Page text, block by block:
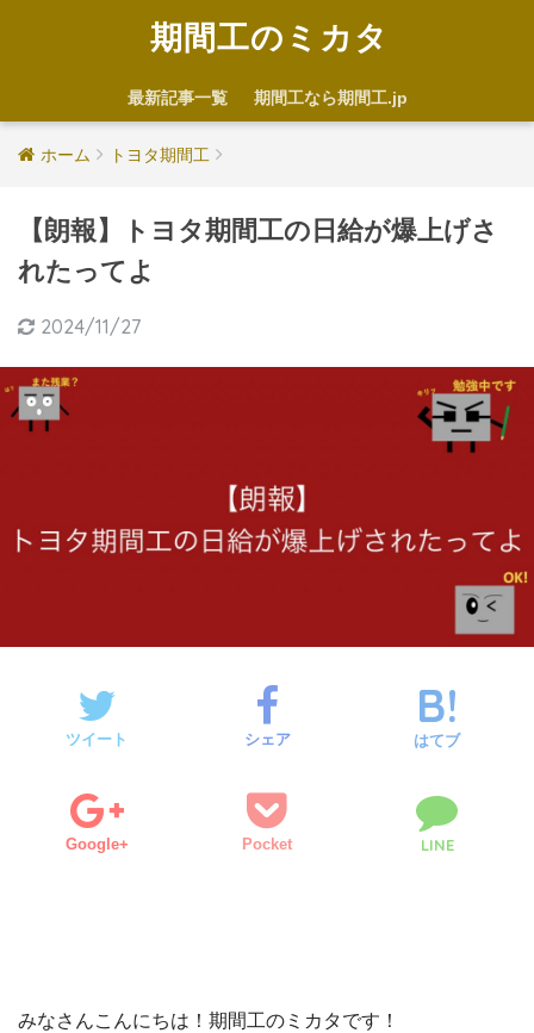
期間工のミカタ
最新記事一覧 期間工なら期間工.jp
ホーム トヨタ期間工
【朗報】トヨタ期間工の日給が爆上げさ
れたってよ
2024/11/27
ツイート シェア はてブ
Google+ Pocket LINE
みなさんこんにちは！期間工のミカタです！